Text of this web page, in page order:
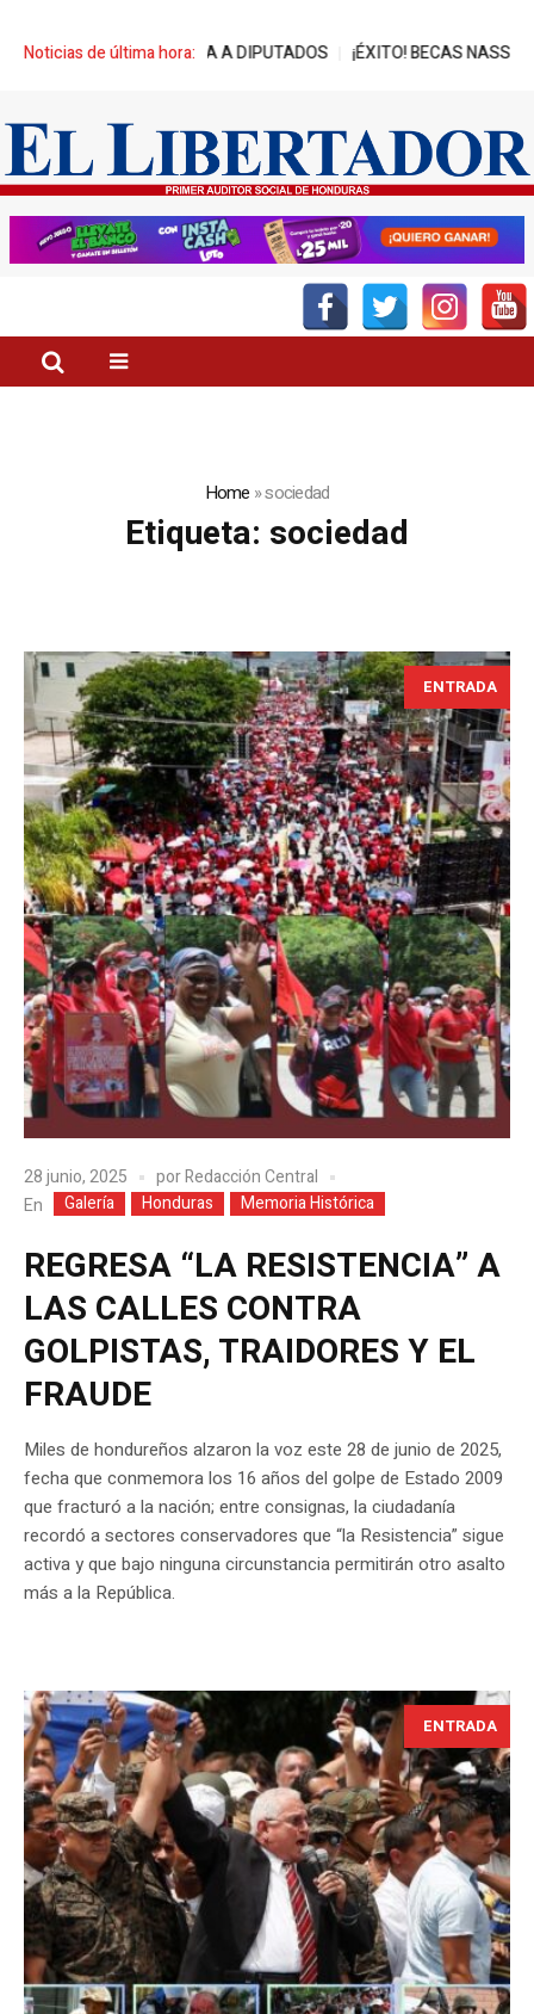
Noticias de última hora:
DE REPRESA A DIPUTADOS ¡ÉXITO! BECAS NASSER-UNITEC
Home »sociedad
Etiqueta: sociedad
ENTRADA
28 junio, 2025 porRedacción Central
En
Galería Honduras Memoria Histórica
REGRESA “LA RESISTENCIA” A
LAS CALLES CONTRA
GOLPISTAS, TRAIDORES Y EL
FRAUDE
Miles de hondureños alzaron la voz este 28 de junio de 2025,
fecha que conmemora los 16 años del golpe de Estado 2009
que fracturó a la nación; entre consignas, la ciudadanía
recordó a sectores conservadores que “la Resistencia” sigue
activa y que bajo ninguna circunstancia permitirán otro asalto
más a la República.
ENTRADA